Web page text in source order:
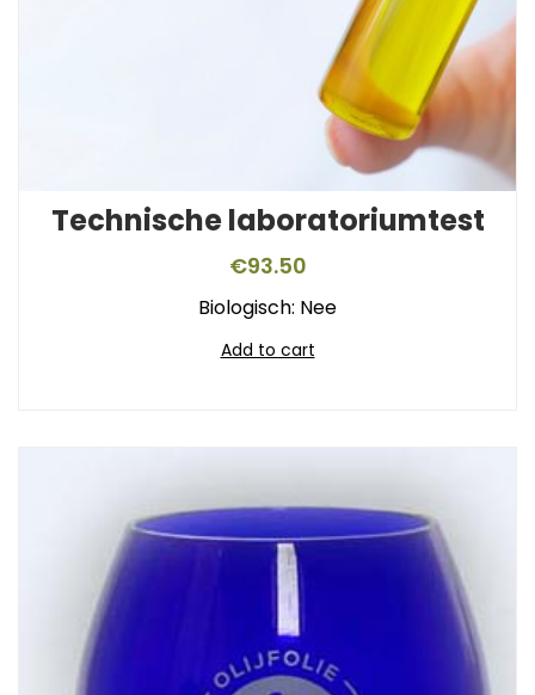
Technische laboratoriumtest
€93.50
Biologisch: Nee
Add to cart